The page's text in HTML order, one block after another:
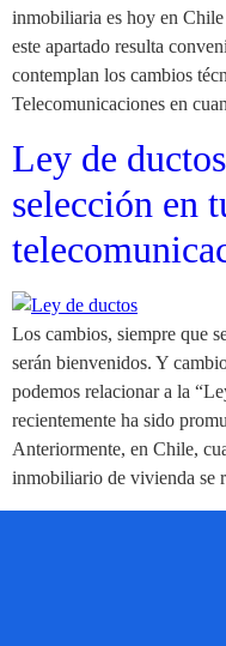
inmobiliaria es hoy en
este apartado resulta
contemplan los cambios
Telecomunicaciones en
Ley de
selección en
Los cambios, siempre que
serán bienvenidos. Y
podemos relacionar a la
recientemente ha sido
Anteriormente, en Chile,
inmobiliario de vivienda